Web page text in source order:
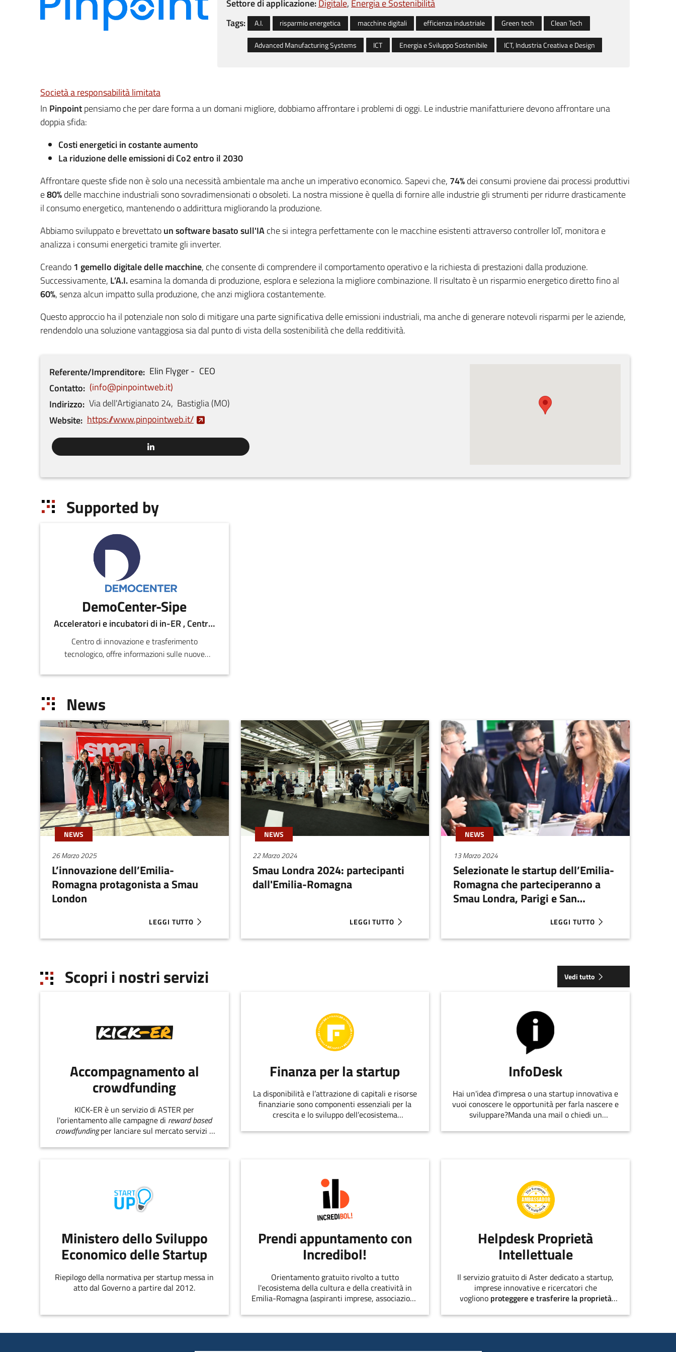
Settore di applicazione:Digitale Energia e Sostenibilità
Tags:
A.I. risparmio energetica macchine digitali efficienza industriale Green tech
Clean Tech
Advanced Manufacturing Systems
ICT Energia e Sviluppo Sostenibile ICT, Industria Creativa e Design
Società a responsabilità limitata
In Pinpointpensiamo che per dare forma a un domani migliore, dobbiamo affrontare i problemi di oggi. Le industrie manifatturiere devono affrontare una
doppia sfida:
Costi energetici in costante aumento
La riduzione delle emissioni di Co2 entro il 2030
Affrontare queste sfide non è solo una necessità ambientale ma anche un imperativo economico. Sapevi che, 74%dei consumi proviene dai processi produttivi
e80%delle macchine industriali sono sovradimensionati o obsoleti. La nostra missione è quella di fornire alle industrie gli strumenti per ridurre drasticamente
il consumo energetico, mantenendo o addirittura migliorando la produzione.
Abbiamo sviluppato e brevettatoun software basato sull'IAche si integra perfettamente con le macchine esistenti attraverso controller IoT, monitora e
analizza i consumi energetici tramite gli inverter.
Creando1 gemello digitale delle macchine, che consente di comprendere il comportamento operativo e la richiesta di prestazioni dalla produzione.
Successivamente, L’A.I.esamina la domanda di produzione, esplora e seleziona la migliore combinazione. Il risultato è un risparmio energetico diretto fino al
60%, senza alcun impatto sulla produzione, che anzi migliora costantemente.
Questo approccio ha il potenziale non solo di mitigare una parte significativa delle emissioni industriali, ma anche di generare notevoli risparmi per le aziende,
rendendolo una soluzione vantaggiosa sia dal punto di vista della sostenibilità che della redditività.
Referente/Imprenditore Elin Flyger
CEO
Contatto
info@pinpointweb.it
Indirizzo Via dell'Artigianato24, Bastiglia(MO)
Website https://www.pinpointweb.it/
Supported by
DemoCenter-Sipe
Acceleratori e incubatori di in-ER , Centri per l'innovazione
Centro di innovazione e trasferimento
tecnologico, offre informazioni sulle nuove
News
NEWS
26 Marzo 2025
L’innovazione dell’Emilia-
Romagna protagonista a Smau
London
LEGGI TUTTO
ABOUT L’INNOVAZIONE DELL’EMILIA-ROMAGNA PROTAGONISTA A SMAU LONDON
NEWS
22 Marzo 2024
Smau Londra 2024: partecipanti
dall'Emilia-Romagna
LEGGI TUTTO
ABOUT SMAU LONDRA 2024: PARTECIPANTI DALL'EMILIA-ROMAGNA
NEWS
13 Marzo 2024
Selezionate le startup dell’Emilia-
Romagna che parteciperanno a
Smau Londra, Parigi e San
LEGGI TUTTO
ABOUT SELEZIONATE LE STARTUP
Scopri i nostri servizi Vedi tutto
Accompagnamento al
crowdfunding
KICK-ER è un servizio di ASTER per
l'orientamento alle campagne di reward based
crowdfundingper lanciare sul mercato servizi e
Finanza per la startup
La disponibilità e l’attrazione di capitali e risorse
finanziarie sono componenti essenziali per la
crescita e lo sviluppo dell’ecosistema
InfoDesk
Hai un'idea d'impresa o una startup innovativa e
vuoi conoscere le opportunità per farla nascere e
sviluppare?Manda una mail o chiedi un
EmiliaRomagnaStartUp.
Ministero dello Sviluppo
Economico delle Startup
Riepilogo della normativa per startup messa in
atto dal Governo a partire dal 2012.
Prendi appuntamento con
Incredibol!
Orientamento gratuito rivolto a tutto
l'ecosistema della cultura e della creatività in
Emilia-Romagna (aspiranti imprese, associazioni,
Helpdesk Proprietà
Intellettuale
Il servizio gratuito di Aster dedicato a startup,
imprese innovative e ricercatori che
vogliono proteggere e trasferire la proprietà